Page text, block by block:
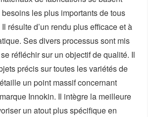
les plus importants de tous
résulte d’un rendu plus efficace et à
Ses divers processus sont mis
réfléchir sur un objectif de qualité. Il
précis sur toutes les variétés de
un point massif concernant
Innokin. Il intègre la meilleure
un atout plus spécifique en